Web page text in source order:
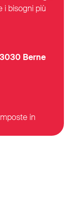
i bisogni più
Berne
in